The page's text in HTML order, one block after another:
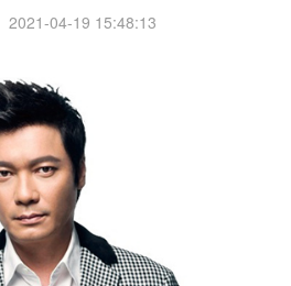
2021-04-19 15:48:13